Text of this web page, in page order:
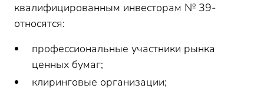
квалифицированным инвесторам № 39-
относятся:
профессиональные участники рынка
ценных бумаг;
клиринговые организации;